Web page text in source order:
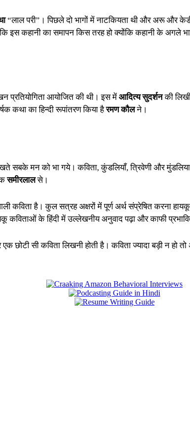
“लाल परी”। पिछले दो भागों में नाटकियता थी और अरू और
इस कहानी का समापन किस तरह हो क्योंकि कहानी के अगले
प्रतियोगिता आयोजित की थी। इस में आदित्य सुदर्शनकी
कथा का हिन्दी रूपांतरण किया हैरमण कौलने।
सबके मन को भा गये। कविता, कुंडलियाँ, त्रिवेणी और
समीरलालसे।
कविता है। कुल सत्रह अक्षरों में पूर्ण अर्थ संप्रेषित करना
कविताओं के हिंदी में उल्लेखनीय अनुवाद पढ़ा और काफी
छोटी सी कविता लिखनी होती है। कविता ज्यादा बड़ी न हो